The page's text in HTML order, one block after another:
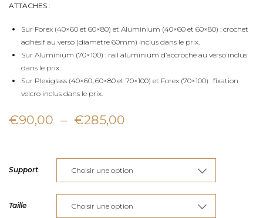
ATTACHES :
Sur Forex (40×60 et 60×80) et Aluminium (40×60 et 60×80) : crochet
adhésif au verso (diamètre 60mm) inclus dans le prix.
Sur Aluminium (70×100) : rail aluminium d’accroche au verso inclus
dans le prix.
Sur Plexiglass (40×60, 60×80 et 70×100) et Forex (70×100) : fixation
velcro inclus dans le prix.
€90,00 – €285,00
prix :
€90,00
à
€285,00
Support
Taille